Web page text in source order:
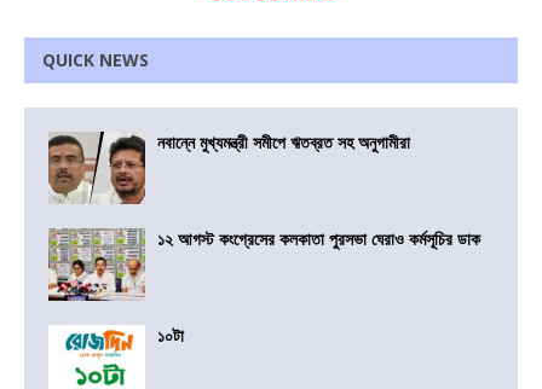
QUICK NEWS
নবান্নে মুখ্যমন্ত্রী সমীপে ঋতব্রত সহ অনুগামীরা
১২ আগস্ট কংগ্রেসের কলকাতা পুরসভা ঘেরাও কর্মসূচির ডাক
১০টা